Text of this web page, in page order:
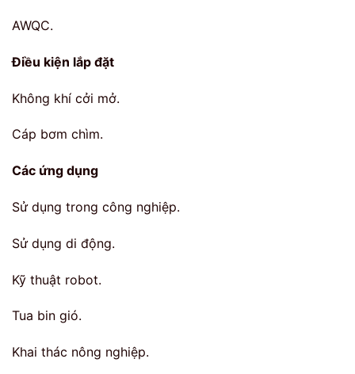
AWQC.
Điều kiện lắp đặt
Không khí cởi mở.
Cáp bơm chìm.
Các ứng dụng
Sử dụng trong công nghiệp.
Sử dụng di động.
Kỹ thuật robot.
Tua bin gió.
Khai thác nông nghiệp.